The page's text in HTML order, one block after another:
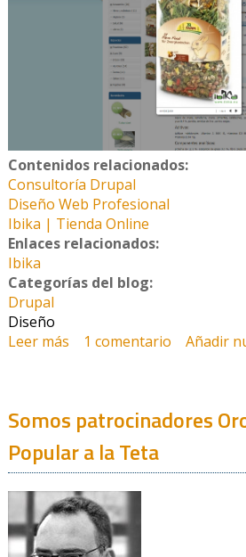
Contenidos relacionados:
Consultoría Drupal
Diseño Web Profesional
Ibika | Tienda Online
Enlaces relacionados:
Ibika
Categorías del blog:
Drupal
Diseño
Leer más sobre Tenemos nuevo
1 comentario Añadir
Somos patrocinadores
Popular a la Teta